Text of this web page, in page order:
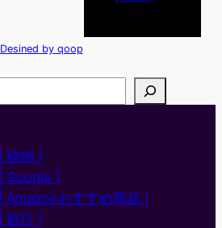
Desined by qoop
| 植物 |
| Google |
| Amazonおすすめ商品 |
| 旅行 |